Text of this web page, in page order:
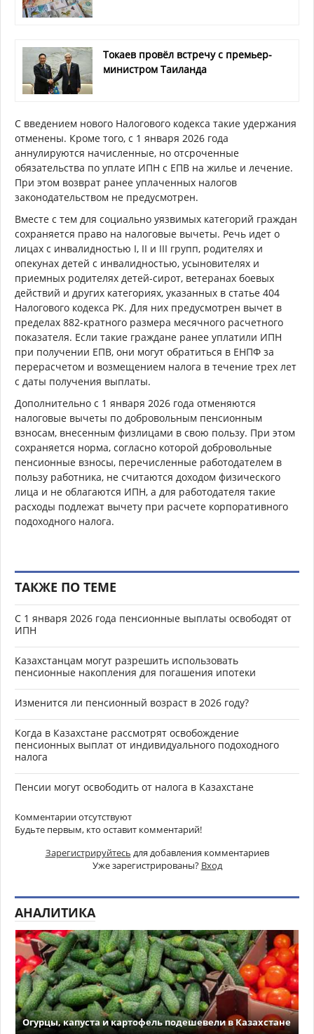
Токаев провёл встречу с премьер-
министром Таиланда
С введением нового Налогового кодекса такие удержания
отменены. Кроме того, с 1 января 2026 года
аннулируются начисленные, но отсроченные
обязательства по уплате ИПН с ЕПВ на жилье и лечение.
При этом возврат ранее уплаченных налогов
законодательством не предусмотрен.
Вместе с тем для социально уязвимых категорий граждан
сохраняется право на налоговые вычеты. Речь идет о
лицах с инвалидностью I, II и III групп, родителях и
опекунах детей с инвалидностью, усыновителях и
приемных родителях детей-сирот, ветеранах боевых
действий и других категориях, указанных в статье 404
Налогового кодекса РК. Для них предусмотрен вычет в
пределах 882-кратного размера месячного расчетного
показателя. Если такие граждане ранее уплатили ИПН
при получении ЕПВ, они могут обратиться в ЕНПФ за
перерасчетом и возмещением налога в течение трех лет
с даты получения выплаты.
Дополнительно с 1 января 2026 года отменяются
налоговые вычеты по добровольным пенсионным
взносам, внесенным физлицами в свою пользу. При этом
сохраняется норма, согласно которой добровольные
пенсионные взносы, перечисленные работодателем в
пользу работника, не считаются доходом физического
лица и не облагаются ИПН, а для работодателя такие
расходы подлежат вычету при расчете корпоративного
подоходного налога.
ТАКЖЕ ПО ТЕМЕ
С 1 января 2026 года пенсионные выплаты освободят от
ИПН
Казахстанцам могут разрешить использовать
пенсионные накопления для погашения ипотеки
Изменится ли пенсионный возраст в 2026 году?
Когда в Казахстане рассмотрят освобождение
пенсионных выплат от индивидуального подоходного
налога
Пенсии могут освободить от налога в Казахстане
Комментарии отсутствуют
Будьте первым, кто оставит комментарий!
Зарегистрируйтесь для добавления комментариев
Уже зарегистрированы? Вход
АНАЛИТИКА
Огурцы, капуста и картофель подешевели в Казахстане